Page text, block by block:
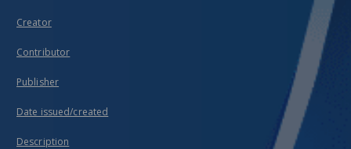
Creator
Contributor
Publisher
Date issued/created
Description